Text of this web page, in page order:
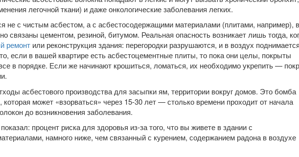
ле­гочной ткани) и даже онкологические забо­левания легких.
не с чистым ас­бестом, а с асбестосодержащими материа­лами (плитами, например), в
связаны цементом, резиной, би­тумом. Реальная опасность возникает лишь тогда,
ремонт или реконструкция здания: перегородки разрушаются, и в воздух поднимается
если в вашей квартире есть асбестоцементные плиты, то пока они целы, покрыты
в порядке. Если же начинают крошиться, ло­маться, их необходимо укрепить —
асбестово­го производства для засыпки ям, территории вокруг домов. Это бомба
которая может «взорваться» через 15-30 лет — столько времени проходит от нача­ла
до возник­новения заболевания.
процент риска для здоровья из-за того, что вы жи­вете в здании с
намного ниже, чем связанный с курением, содержанием радона в воздухе